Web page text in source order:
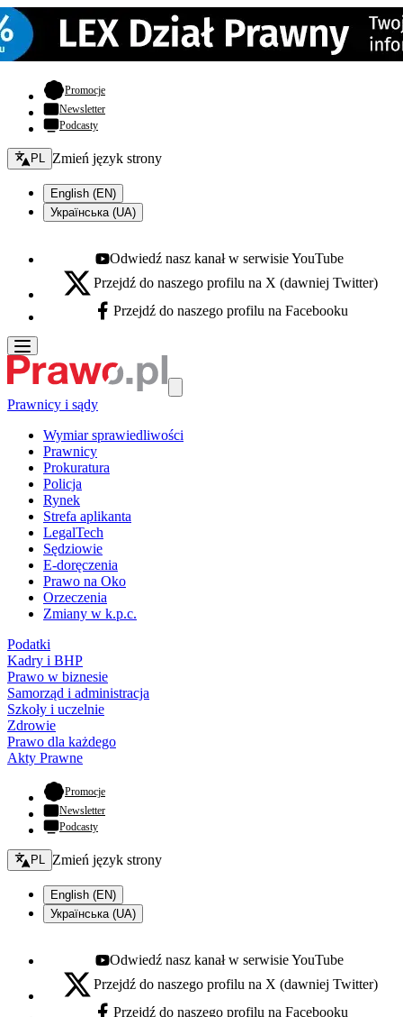
Promocje- otwiera się w nowej karcie
Newsletter
Podcasty
Zmień język - bieżący:
PL Zmień język strony
English (EN)
Українська (UA)
Youtube - otwiera się w nowej karcie
Odwiedź nasz kanał w serwisie YouTube
X - otwiera się w nowej karcie
Przejdź do naszego profilu na X (dawniej Twitter)
Facebook - otwiera się w nowej karcie
Przejdź do naszego profilu na Facebooku
Prawnicy i sądy
Wymiar sprawiedliwości
Prawnicy
Prokuratura
Policja
Rynek
Strefa aplikanta
LegalTech
Sędziowie
E-doręczenia
Prawo na Oko
Orzeczenia
Zmiany w k.p.c.
Podatki
Kadry i BHP
Prawo w biznesie
Samorząd i administracja
Szkoły i uczelnie
Zdrowie
Prawo dla każdego
Akty Prawne
Promocje- otwiera się w nowej karcie
Newsletter
Podcasty
Zmień język - bieżący:
PL Zmień język strony
English (EN)
Українська (UA)
Youtube - otwiera się w nowej karcie
Odwiedź nasz kanał w serwisie YouTube
X - otwiera się w nowej karcie
Przejdź do naszego profilu na X (dawniej Twitter)
Przejdź do naszego profilu na Facebooku